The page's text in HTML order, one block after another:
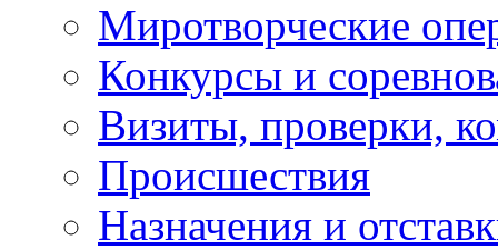
Миротворческие
Конкурсы и
Визиты, проверки,
Происшествия
Назначения и